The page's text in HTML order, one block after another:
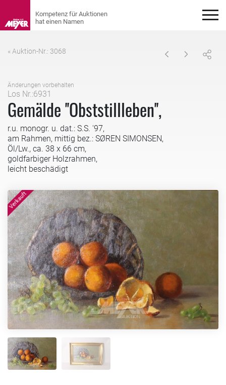
« Auktion-Nr.: 3068
Änderungen vorbehalten
Los Nr.:6931
Gemälde ''Obststillleben'',
r.u. monogr. u. dat.: S.S. '97,
am Rahmen, mittig bez.: SØREN SIMONSEN,
Öl/Lw., ca. 38 x 66 cm,
goldfarbiger Holzrahmen,
leicht beschädigt